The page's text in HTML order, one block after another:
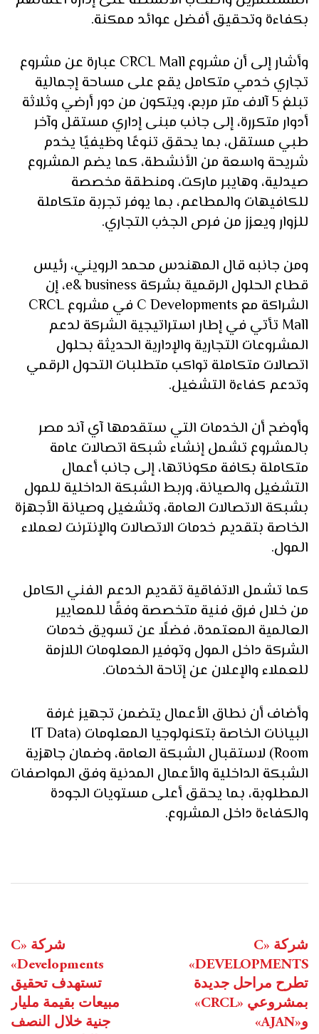
بكفاءة وتحقيق أفضل عوائد ممكنة.
وأشار إلى أن مشروع CRCL Mall عبارة عن مشروع
تجاري خدمي متكامل يقع على مساحة إجمالية
تبلغ 5 آلاف متر مربع، ويتكون من دور أرضي وثلاثة
أدوار متكررة، إلى جانب مبنى إداري مستقل وآخر
طبي مستقل، بما يحقق تنوعًا وظيفيًا يخدم
شريحة واسعة من الأنشطة، كما يضم المشروع
صيدلية، وهايبر ماركت، ومنطقة مخصصة
للكافيهات والمطاعم، بما يوفر تجربة متكاملة
للزوار ويعزز من فرص الجذب التجاري.
ومن جانبه قال المهندس محمد الرويني، رئيس
قطاع الحلول الرقمية بشركة e& business، إن
الشراكة مع C Developments في مشروع CRCL
Mall تأتي في إطار استراتيجية الشركة لدعم
المشروعات التجارية والإدارية الحديثة بحلول
اتصالات متكاملة تواكب متطلبات التحول الرقمي
وتدعم كفاءة التشغيل.
وأوضح أن الخدمات التي ستقدمها آي آند مصر
بالمشروع تشمل إنشاء شبكة اتصالات عامة
متكاملة بكافة مكوناتها، إلى جانب أعمال
التشغيل والصيانة، وربط الشبكة الداخلية للمول
بشبكة الاتصالات العامة، وتشغيل وصيانة الأجهزة
الخاصة بتقديم خدمات الاتصالات والإنترنت لعملاء
المول.
كما تشمل الاتفاقية تقديم الدعم الفني الكامل
من خلال فرق فنية متخصصة وفقًا للمعايير
العالمية المعتمدة، فضلًا عن تسويق خدمات
الشركة داخل المول وتوفير المعلومات اللازمة
للعملاء والإعلان عن إتاحة الخدمات.
وأضاف أن نطاق الأعمال يتضمن تجهيز غرفة
البيانات الخاصة بتكنولوجيا المعلومات (IT Data
Room) لاستقبال الشبكة العامة، وضمان جاهزية
الشبكة الداخلية والأعمال المدنية وفق المواصفات
المطلوبة، بما يحقق أعلى مستويات الجودة
والكفاءة داخل المشروع.
شركة «C
DEVELOPMENTS»
تطرح مراحل جديدة
بمشروعي «CRCL»
و«AJAN»
شركة «C
Developments»
تستهدف تحقيق
مبيعات بقيمة مليار
جنية خلال النصف